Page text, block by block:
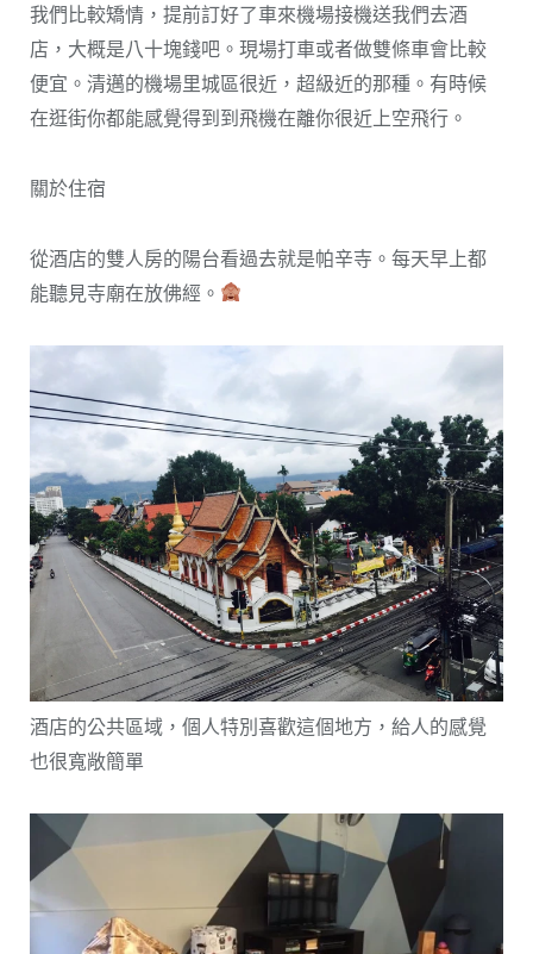
我們比較矯情，提前訂好了車來機場接機送我們去酒
店，大概是八十塊錢吧。現場打車或者做雙條車會比較
便宜。清邁的機場里城區很近，超級近的那種。有時候
在逛街你都能感覺得到到飛機在離你很近上空飛行。
關於住宿
從酒店的雙人房的陽台看過去就是帕辛寺。每天早上都
能聽見寺廟在放佛經。
酒店的公共區域，個人特別喜歡這個地方，給人的感覺
也很寬敞簡單